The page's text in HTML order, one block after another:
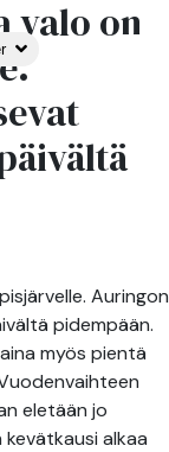
on
Auringon
pidempään.
myös pientä
eletään jo
kevätkausi alkaa